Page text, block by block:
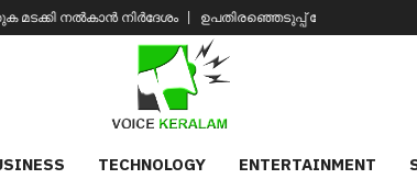
ഉപതിരഞ്ഞെടുപ്പ് തോൽവി മനപ്പൂർവമോ? ബിജെപിക്കെതിരെ
TECHNOLOGY ENTERTAINMENT